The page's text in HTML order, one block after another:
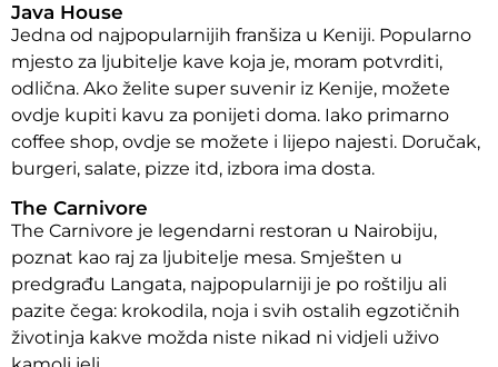
Java House
Jedna od najpopularnijih franšiza u Keniji. Popularno
mjesto za ljubitelje kave koja je, moram potvrditi,
odlična. Ako želite super suvenir iz Kenije, možete
ovdje kupiti kavu za ponijeti doma. Iako primarno
coffee shop, ovdje se možete i lijepo najesti. Doručak,
burgeri, salate, pizze itd, izbora ima dosta.
The Carnivore
The Carnivore je legendarni restoran u Nairobiju,
poznat kao raj za ljubitelje mesa. Smješten u
predgrađu Langata, najpopularniji je po roštilju ali
pazite čega: krokodila, noja i svih ostalih egzotičnih
životinja kakve možda niste nikad ni vidjeli uživo